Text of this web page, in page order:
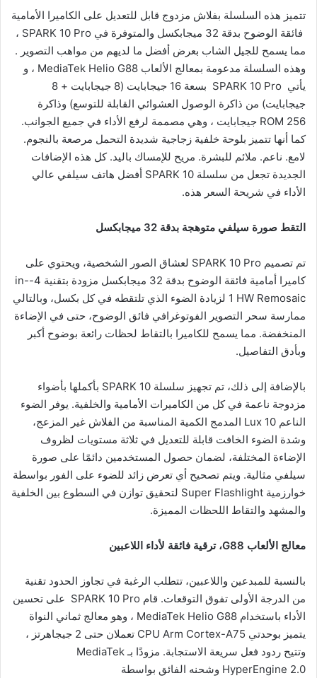
تتميز هذه السلسلة بفلاش مزدوج قابل للتعديل على الكاميرا الأمامية
فائقة الوضوح بدقة 32 ميجابكسل والمتوفرة في SPARK 10 Pro ،
مما يسمح للجيل الشاب بعرض أفضل ما لديهم من مواهب التصوير .
وهذه السلسلة مدعومة بمعالج الألعاب MediaTek Helio G88 ، و
يأتي SPARK 10 Pro بسعة 16 جيجابايت (8 جيجابايت + 8
جيجابايت) من ذاكرة الوصول العشوائي القابلة للتوسع) وذاكرة
ROM 256 جيجابايت ، وهي مصممة لرفع الأداء في جميع الجوانب.
كما أنها تتميز بلوحة خلفية زجاجية شديدة التحمل مرصعة بالنجوم.
لامع. ناعم. ملائم للبشرة. مريح للإمساك باليد. كل هذه الإضافات
الجديدة تجعل من سلسلة SPARK 10 أفضل هاتف سيلفي عالي
الأداء في شريحة السعر هذه.
التقط صورة سيلفي متوهجة بدقة 32 ميجابكسل
تم تصميم SPARK 10 Pro لعشاق الصور الشخصية، ويحتوي على
كاميرا أمامية فائقة الوضوح بدقة 32 ميجابكسل مزودة بتقنية 4-in-
1 HW Remosaic لزيادة الضوء الذي تلتقطه في كل بكسل، وبالتالي
ممارسة سحر التصوير الفوتوغرافي فائق الوضوح، حتى في الإضاءة
المنخفضة. مما يسمح للكاميرا بالتقاط لحظات رائعة بوضوح أكبر
وبأدق التفاصيل.
بالإضافة إلى ذلك، تم تجهيز سلسلة SPARK 10 بأكملها بأضواء
مزدوجة ناعمة في كل من الكاميرات الأمامية والخلفية. يوفر الضوء
الناعم 10 Lux المدمج الكمية المناسبة من الفلاش غير المزعج،
وشدة الضوء الخافت قابلة للتعديل في ثلاثة مستويات لظروف
الإضاءة المختلفة، لضمان حصول المستخدمين دائمًا على صورة
سيلفي مثالية. ويتم تصحيح أي تعرض زائد للضوء على الفور بواسطة
خوارزمية Super Flashlight لتحقيق توازن في السطوع بين الخلفية
والمشهد والتقاط اللحظات المميزة.
معالج الألعاب G88، ترقية فائقة لأداء اللاعبين
بالنسبة للمبدعين واللاعبين، تتطلب الرغبة في تجاوز الحدود تقنية
من الدرجة الأولى تفوق التوقعات. قام SPARK 10 Pro على تحسين
الأداء باستخدام MediaTek Helio G88 ، وهو معالج ثماني النواة
يتميز بوحدتي CPU Arm Cortex-A75 تعملان حتى 2 جيجاهرتز ،
وتتيح ردود فعل سريعة الاستجابة. مزودًا بـ MediaTek
HyperEngine 2.0 وشحنه الفائق بواسطة